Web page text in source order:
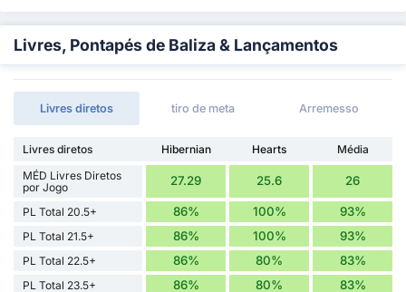
Livres, Pontapés de Baliza & Lançamentos
Livres diretos tiro de meta Arremesso
Livres diretos Hibernian Hearts
Média
MÉD Livres Diretos
por Jogo
27.29 25.6 26
PL Total 20.5+ 86% 100% 93%
PL Total 21.5+ 86% 100% 93%
PL Total 22.5+ 86% 80% 83%
PL Total 23.5+ 86% 80% 83%